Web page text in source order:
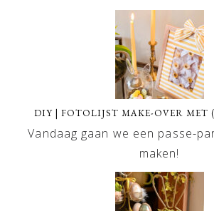
DIY | FOTOLIJST MAKE-OVER MET
Vandaag gaan we een passe-
maken!